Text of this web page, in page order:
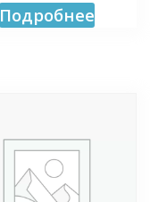
Подробнее